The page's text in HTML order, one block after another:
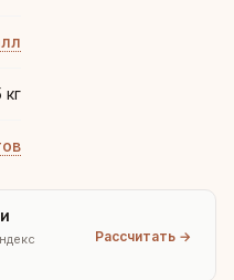
кг
Рассчитать →